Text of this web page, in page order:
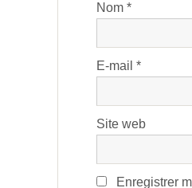
Nom *
E-mail *
Site web
Enregistrer